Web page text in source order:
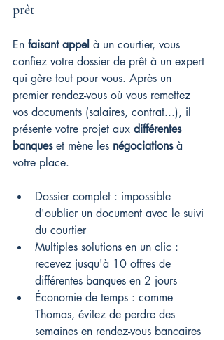
prêt
En faisant appel à un courtier, vous
confiez votre dossier de prêt à un expert
qui gère tout pour vous. Après un
premier rendez-vous où vous remettez
vos documents (salaires, contrat...), il
présente votre projet aux différentes
banques et mène les négociations à
votre place.
Dossier complet : impossible
d'oublier un document avec le suivi
du courtier
Multiples solutions en un clic :
recevez jusqu'à 10 offres de
différentes banques en 2 jours
Économie de temps : comme
Thomas, évitez de perdre des
semaines en rendez-vous bancaires